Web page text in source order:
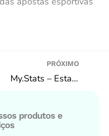
PRÓXIMO
My.Stats – Estatísticas de futebol
produtos e